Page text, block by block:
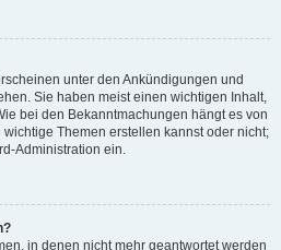
unter den Ankündigungen und
Sie haben meist einen wichtigen Inhalt,
bei den Bekanntmachungen hängt es von
Themen erstellen kannst oder nicht;
Administration ein.
in denen nicht mehr geantwortet werden